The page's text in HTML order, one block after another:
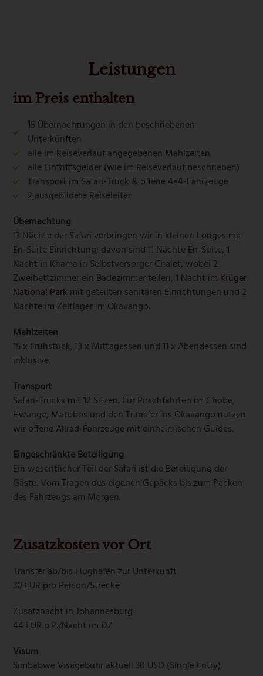
Leistungen
im Preis enthalten
15 Übernachtungen in den beschriebenen
Unterkünften
alle im Reiseverlauf angegebenen Mahlzeiten
alle Eintrittsgelder (wie im Reiseverlauf beschrieben)
Transport im Safari-Truck & offene 4×4-Fahrzeuge
2 ausgebildete Reiseleiter
Übernachtung
13 Nächte der Safari verbringen wir in kleinen Lodges mit
En-Suite Einrichtung; davon sind 11 Nächte En-Suite, 1
Nacht in Khama in Selbstversorger Chalet, wobei 2
Zweibettzimmer ein Badezimmer teilen, 1 Nacht im Krüger
National Park mit geteilten sanitären Einrichtungen und 2
Nächte im Zeltlager im Okavango.
Mahlzeiten
15 x Frühstück, 13 x Mittagessen und 11 x Abendessen sind
inklusive.
Transport
Safari-Trucks mit 12 Sitzen. Für Pirschfahrten im Chobe,
Hwange, Matobos und den Transfer ins Okavango nutzen
wir offene Allrad-Fahrzeuge mit einheimischen Guides.
Eingeschränkte Beteiligung
Ein wesentlicher Teil der Safari ist die Beteiligung der
Gäste. Vom Tragen des eigenen Gepäcks bis zum Packen
des Fahrzeugs am Morgen.
Zusatzkosten vor Ort
Transfer ab/bis Flughafen zur Unterkunft
30 EUR pro Person/Strecke
Zusatznacht in Johannesburg
44 EUR p.P./Nacht im DZ
Visum
Simbabwe Visagebühr aktuell 30 USD (Single Entry).